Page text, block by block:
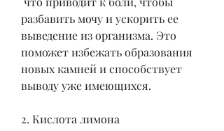
разбавить мочу и ускорить ее
выведение из организма. Это
поможет избежать образования
новых камней и способствует
выводу уже имеющихся.
2. Кислота лимона